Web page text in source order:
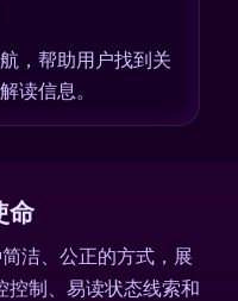
，帮助用户找到关
读信息。
命
、公正的方式，展
控制、易读状态线索和